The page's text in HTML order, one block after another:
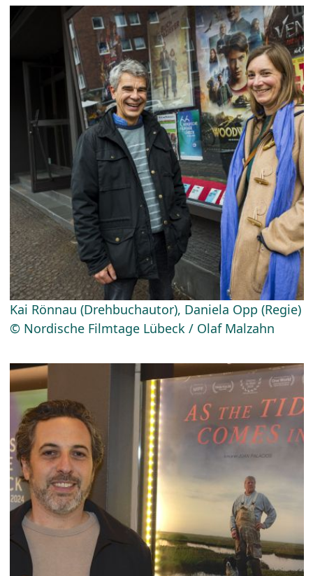
Kai Rönnau (Drehbuchautor), Daniela Opp (Regie)
© Nordische Filmtage Lübeck / Olaf Malzahn